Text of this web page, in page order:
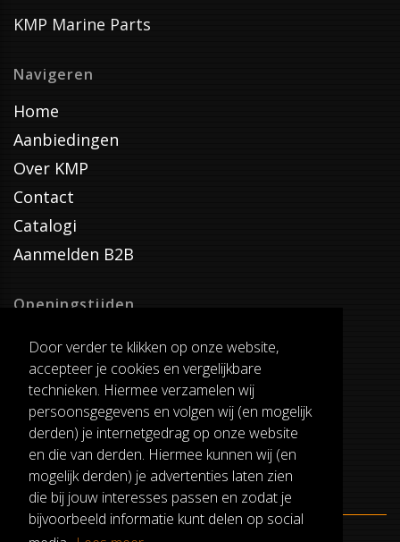
Door verder te klikken op onze website,
accepteer je cookies en vergelijkbare
technieken. Hiermee verzamelen wij
persoonsgegevens en volgen wij (en mogelijk
derden) je internetgedrag op onze website
en die van derden. Hiermee kunnen wij (en
mogelijk derden) je advertenties laten zien
die bij jouw interesses passen en zodat je
bijvoorbeeld informatie kunt delen op social
KMP Marine Parts
Navigeren
Home
Aanbiedingen
Over KMP
Contact
Catalogi
Aanmelden B2B
Openingstijden
Dinsdag T/M Zaterdag
van 8:00-17:00
Verzenddagen
Dinsdag T/M Vrijdag
Pauze
12:30-13:00